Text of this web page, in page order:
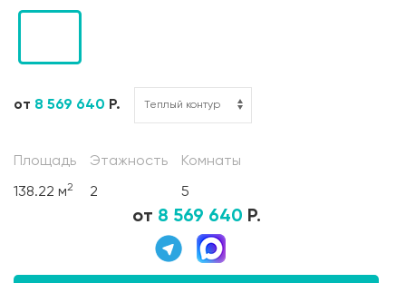
от 8 569 640 Р.
Площадь
138.22 м2
Этажность
2
Комнаты
5
от 8 569 640 Р.